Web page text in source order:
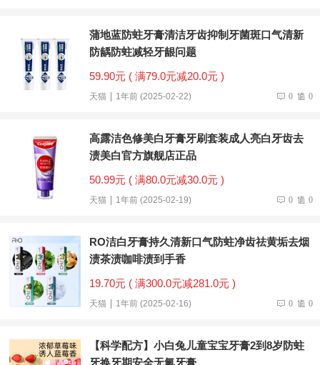
蒲地蓝防蛀牙膏清洁牙齿抑制牙菌斑口气清新
防龋防蛀减轻牙龈问题
59.90元 ( 满79.0元减20.0元 )
天猫 1年前 (2025-02-22) 0 0
高露洁色修美白牙膏牙刷套装成人亮白牙齿去
渍美白官方旗舰店正品
50.99元 ( 满80.0元减30.0元 )
天猫 1年前 (2025-02-19) 0 0
RO洁白牙膏持久清新口气防蛀净齿祛黄垢去烟
渍茶渍咖啡渍到手香
19.70元 ( 满300.0元减281.0元 )
天猫 1年前 (2025-02-16) 0 0
【科学配方】小白兔儿童宝宝牙膏2到8岁防蛀
牙换牙期安全无氟牙膏